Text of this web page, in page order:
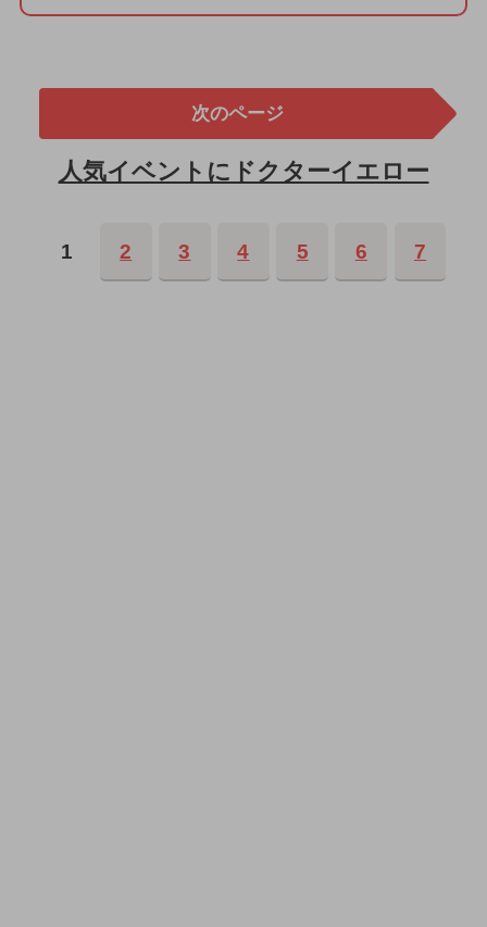
次のページ
人気イベントにドクターイエロー
1 2 3 4 5 6 7